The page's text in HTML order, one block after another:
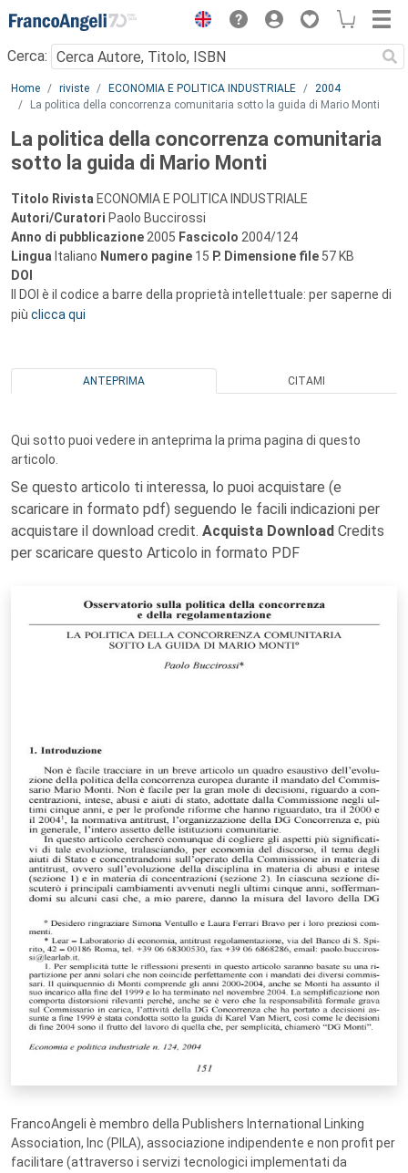
Menu
Cerca:
Main content
Home riviste ECONOMIA E POLITICA INDUSTRIALE
2004
La politica della concorrenza comunitaria sotto la guida di Mario Monti
La politica della concorrenza comunitaria
sotto la guida di Mario Monti
Titolo Rivista ECONOMIA E POLITICA INDUSTRIALE
Autori/Curatori Paolo Buccirossi
Anno di pubblicazione 2005 Fascicolo 2004/124
Lingua Italiano Numero pagine 15 P. Dimensione file 57 KB
DOI
Il DOI è il codice a barre della proprietà intellettuale: per saperne di
più clicca qui
ANTEPRIMA CITAMI
Qui sotto puoi vedere in anteprima la prima pagina di questo
articolo.
Se questo articolo ti interessa, lo puoi acquistare (e
scaricare in formato pdf) seguendo le facili indicazioni per
acquistare il download credit. Acquista Download Credits
per scaricare questo Articolo in formato PDF
FrancoAngeli è membro della Publishers International Linking
Association, Inc (PILA), associazione indipendente e non profit per
facilitare (attraverso i servizi tecnologici implementati da